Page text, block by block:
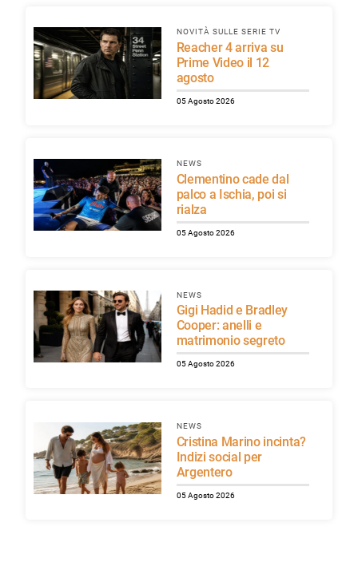
NOVITÀ SULLE SERIE TV
Reacher 4 arriva su
Prime Video il 12
agosto
05 Agosto 2026
NEWS
Clementino cade dal
palco a Ischia, poi si
rialza
05 Agosto 2026
NEWS
Gigi Hadid e Bradley
Cooper: anelli e
matrimonio segreto
05 Agosto 2026
NEWS
Cristina Marino incinta?
Indizi social per
Argentero
05 Agosto 2026